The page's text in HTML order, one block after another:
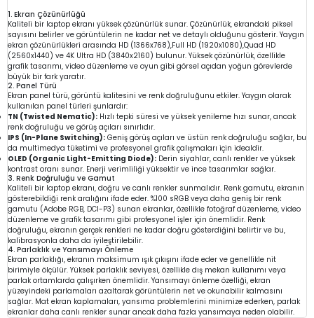
1. Ekran Çözünürlüğü
Kaliteli bir laptop ekranı yüksek çözünürlük sunar. Çözünürlük, ekrandaki piksel
sayısını belirler ve görüntülerin ne kadar net ve detaylı olduğunu gösterir. Yaygın
ekran çözünürlükleri arasında HD (1366x768),Full HD (1920x1080),Quad HD
(2560x1440) ve 4K Ultra HD (3840x2160) bulunur. Yüksek çözünürlük, özellikle
grafik tasarımı, video düzenleme ve oyun gibi görsel açıdan yoğun görevlerde
büyük bir fark yaratır.
2. Panel Türü
Ekran panel türü, görüntü kalitesini ve renk doğruluğunu etkiler. Yaygın olarak
kullanılan panel türleri şunlardır:
TN (Twisted Nematic): Hızlı tepki süresi ve yüksek yenileme hızı sunar, ancak
renk doğruluğu ve görüş açıları sınırlıdır.
IPS (In-Plane Switching): Geniş görüş açıları ve üstün renk doğruluğu sağlar, bu
da multimedya tüketimi ve profesyonel grafik çalışmaları için idealdir.
OLED (Organic Light-Emitting Diode): Derin siyahlar, canlı renkler ve yüksek
kontrast oranı sunar. Enerji verimliliği yüksektir ve ince tasarımlar sağlar.
3. Renk Doğruluğu ve Gamut
Kaliteli bir laptop ekranı, doğru ve canlı renkler sunmalıdır. Renk gamutu, ekranın
gösterebildiği renk aralığını ifade eder. %100 sRGB veya daha geniş bir renk
gamutu (Adobe RGB, DCI-P3) sunan ekranlar, özellikle fotoğraf düzenleme, video
düzenleme ve grafik tasarımı gibi profesyonel işler için önemlidir. Renk
doğruluğu, ekranın gerçek renkleri ne kadar doğru gösterdiğini belirtir ve bu,
kalibrasyonla daha da iyileştirilebilir.
4. Parlaklık ve Yansımayı Önleme
Ekran parlaklığı, ekranın maksimum ışık çıkışını ifade eder ve genellikle nit
birimiyle ölçülür. Yüksek parlaklık seviyesi, özellikle dış mekan kullanımı veya
parlak ortamlarda çalışırken önemlidir. Yansımayı önleme özelliği, ekran
yüzeyindeki parlamaları azaltarak görüntülerin net ve okunabilir kalmasını
sağlar. Mat ekran kaplamaları, yansıma problemlerini minimize ederken, parlak
ekranlar daha canlı renkler sunar ancak daha fazla yansımaya neden olabilir.